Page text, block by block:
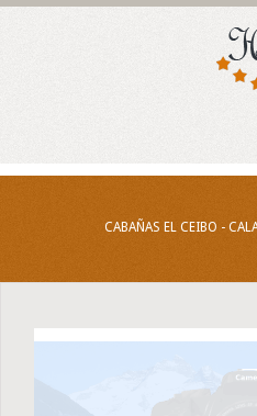
CABAÑAS EL CEIBO -